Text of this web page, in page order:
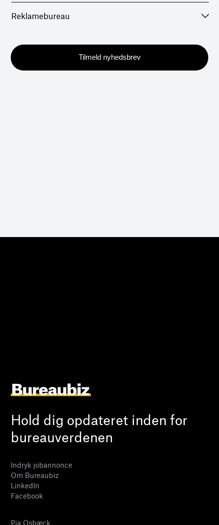
Hold dig opdateret inden for
bureauverdenen
Indryk jobannonce
Om Bureaubiz
LinkedIn
Facebook
Pia Osbæck